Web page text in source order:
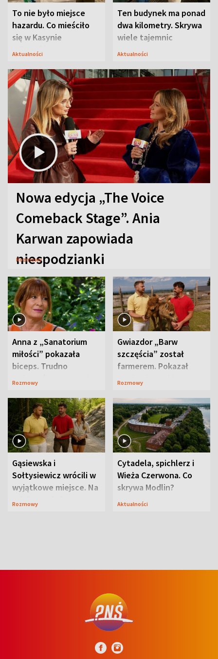
To nie było miejsce
hazardu. Co mieściło
się w Kasynie
Oficerskim?
Aktualności
Ten budynek ma ponad
dwa kilometry. Skrywa
wiele tajemnic
Aktualności
Nowa edycja „The Voice
Comeback Stage”. Ania
Karwan zapowiada
niespodzianki
Rozmowy
Anna z „Sanatorium
miłości” pokazała
biceps. Trudno
uwierzyć, co przeszła
Rozmowy
Gwiazdor „Barw
szczęścia” został
farmerem. Pokazał
swoje niezwykłe
Rozmowy
Gąsiewska i
Sołtysiewicz wrócili w
wyjątkowe miejsce. Na
szlaku czekał
Rozmowy
Cytadela, spichlerz i
Wieża Czerwona. Co
skrywa Modlin?
Aktualności